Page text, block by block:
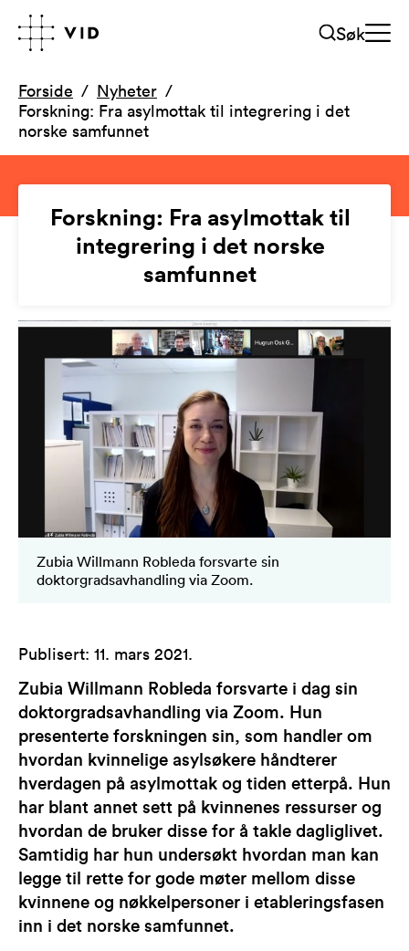
Søk
Forside
Nyheter
Forskning: Fra asylmottak til integrering i det
norske samfunnet
Forskning: Fra asylmottak til
integrering i det norske
samfunnet
Zubia Willmann Robleda forsvarte sin
doktorgradsavhandling via Zoom.
Publisert: 11. mars 2021.
Zubia Willmann Robleda forsvarte i dag sin
doktorgradsavhandling via Zoom. Hun
presenterte forskningen sin, som handler om
hvordan kvinnelige asylsøkere håndterer
hverdagen på asylmottak og tiden etterpå. Hun
har blant annet sett på kvinnenes ressurser og
hvordan de bruker disse for å takle dagliglivet.
Samtidig har hun undersøkt hvordan man kan
legge til rette for gode møter mellom disse
kvinnene og nøkkelpersoner i etableringsfasen
inn i det norske samfunnet.